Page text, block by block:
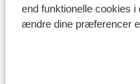
end funktionelle cookies
ændre dine præferencer
Liftkort